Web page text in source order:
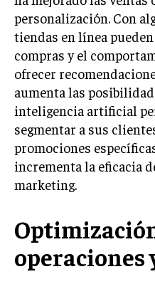
COMUNICACIÓN
GESTIÓN DE MARCA
INVESTIGACIÓN DE
ANÁLISIS DE
GESTIÓN DE
EMPRENDIMIENTO
INNOVACIÓN
GESTIÓN DEL CAMBIO
LIDERAZGO
HABILIDADES
personalización. Con
tiendas en línea
compras y el
ofrecer
aumenta las
inteligencia artificial
segmentar a sus
promociones
incrementa la eficacia
marketing.
operaciones